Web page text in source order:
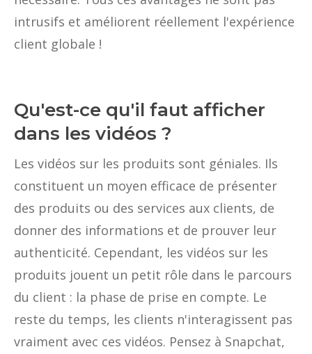
intrusifs et améliorent réellement l'expérience
client globale !
Qu'est-ce qu'il faut afficher
dans les vidéos ?
Les vidéos sur les produits sont géniales. Ils
constituent un moyen efficace de présenter
des produits ou des services aux clients, de
donner des informations et de prouver leur
authenticité. Cependant, les vidéos sur les
produits jouent un petit rôle dans le parcours
du client : la phase de prise en compte. Le
reste du temps, les clients n'interagissent pas
vraiment avec ces vidéos. Pensez à Snapchat,